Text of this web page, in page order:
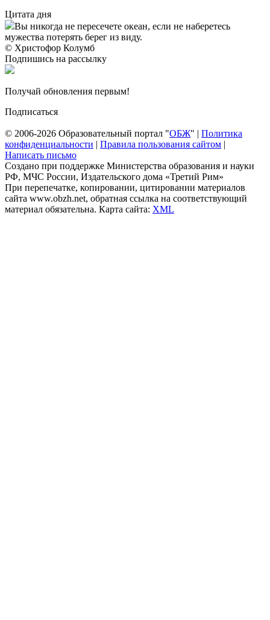
Цитата дня
Вы никогда не пересечете океан, если не наберетесь
мужества потерять берег из виду.
© Христофор Колумб
Подпишись на рассылку
Получай обновления первым!
Подписаться
© 2006-2026 Образовательный портал "ОБЖ" | Политика
конфиденциальности | Правила пользования сайтом |
Написать письмо
Создано при поддержке Министерства образования и науки
РФ, МЧС России, Издательского дома «Третий Рим»
При перепечатке, копировании, цитировании материалов
сайта www.obzh.net, обратная ссылка на соответствующий
материал обязательна. Карта сайта: XML